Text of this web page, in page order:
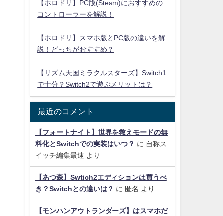
【ホロドリ】PC版(Steam)におすすめの
コントローラーを解説！
【ホロドリ】スマホ版とPC版の違いを解
説！どっちがおすすめ？
【リズム天国ミラクルスターズ】Switch1
で十分？Switch2で遊ぶメリットは？
最近のコメント
【フォートナイト】世界を救えモードの無
料化とSwitchでの実装はいつ？ に 自称ス
イッチ編集最速 より
【あつ森】Swtich2エディションは買うべ
き？Switchとの違いは？ に 匿名 より
【モンハンアウトランダーズ】はスマホだ